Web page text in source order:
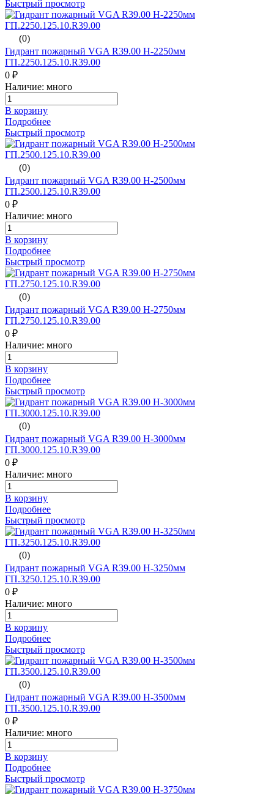
Быстрый просмотр
(0)
Гидрант пожарный VGA R39.00 H-2250мм
ГП.2250.125.10.R39.00
0 ₽
Наличие: много
В корзину
Подробнее
Быстрый просмотр
(0)
Гидрант пожарный VGA R39.00 H-2500мм
ГП.2500.125.10.R39.00
0 ₽
Наличие: много
В корзину
Подробнее
Быстрый просмотр
(0)
Гидрант пожарный VGA R39.00 H-2750мм
ГП.2750.125.10.R39.00
0 ₽
Наличие: много
В корзину
Подробнее
Быстрый просмотр
(0)
Гидрант пожарный VGA R39.00 H-3000мм
ГП.3000.125.10.R39.00
0 ₽
Наличие: много
В корзину
Подробнее
Быстрый просмотр
(0)
Гидрант пожарный VGA R39.00 H-3250мм
ГП.3250.125.10.R39.00
0 ₽
Наличие: много
В корзину
Подробнее
Быстрый просмотр
(0)
Гидрант пожарный VGA R39.00 H-3500мм
ГП.3500.125.10.R39.00
0 ₽
Наличие: много
В корзину
Подробнее
Быстрый просмотр